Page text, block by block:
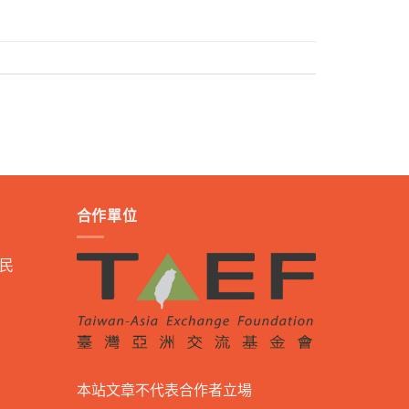
合作單位
本站文章不代表合作者立場